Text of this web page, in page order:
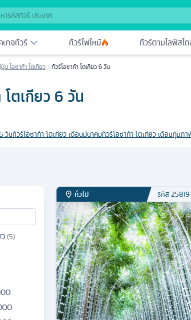
กจทัวร์ ทัวร์ไฟไหม้ ทัวร์ตามไลฟ์สไ
โอซาก้า โตเกียว ทัวร์โอซาก้า โตเกียว 6 วัน
โตเกียว 6 วัน
วันทัวร์โอซาก้า โตเกียว เดือนมีนาคมทัวร์โอซาก้า โตเกียว เดือนกุมภ
5
ทั่วไป รหัส25819